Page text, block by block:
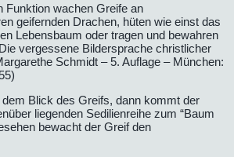
Funktion wachen Greife an
geifernden Drachen, hüten wie einst das
Lebensbaum oder tragen und bewahren
vergessene Bildersprache christlicher
Schmidt – 5. Auflage – München:
Blick des Greifs, dann kommt der
liegenden Sedilienreihe zum “Baum
bewacht der Greif den